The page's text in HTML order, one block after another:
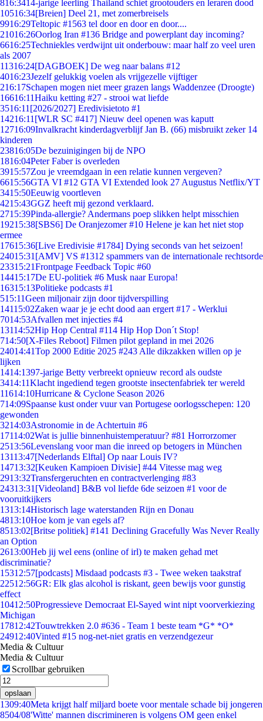
816:3414-jarige leerling Thailand schiet grootouders en leraren dood
10516:34[Breien] Deel 21, met zomerbreisels
9916:29Teltopic #1563 tel door en door en door....
21016:26Oorlog Iran #136 Bridge and powerplant day incoming?
6616:25Techniekles verdwijnt uit onderbouw: maar half zo veel uren
als 2007
11316:24[DAGBOEK] De weg naar balans #12
4016:23Jezelf gelukkig voelen als vrijgezelle vijftiger
216:17Schapen mogen niet meer grazen langs Waddenzee (Droogte)
16616:11Haiku ketting #27 - strooi wat liefde
3516:11 [2026/2027] Eredivisietoto #1
14216:11 [WLR SC #417] Nieuw deel openen was kaputt
12716:09Invalkracht kinderdagverblijf Jan B. (66) misbruikt zeker 14
kinderen
23816:05De bezuinigingen bij de NPO
1816:04Peter Faber is overleden
3915:57Zou je vreemdgaan in een relatie kunnen vergeven?
6615:56GTA VI #12 GTA VI Extended look 27 Augustus Netflix/YT
3415:50Eeuwig voortleven
4215:43GGZ heeft mij gezond verklaard.
2715:39Pinda-allergie? Andermans poep slikken helpt misschien
19215:38[SBS6] De Oranjezomer #10 Helene je kan het niet stop
ermee
17615:36[Live Eredivisie #1784] Dying seconds van het seizoen!
24015:31 [AMV] VS #1312 spammers van de internationale rechtsorde
23315:21Frontpage Feedback Topic #60
14415:17De EU-politiek #6 Musk naar Europa!
16315:13Politieke podcasts #1
515:11Geen miljonair zijn door tijdverspilling
14115:02Zaken waar je je echt dood aan ergert #17 - Werklui
7014:53Afvallen met injecties #4
13114:52Hip Hop Central #114 Hip Hop Don´t Stop!
714:50[X-Files Reboot] Filmen pilot gepland in mei 2026
24014:41Top 2000 Editie 2025 #243 Alle dikzakken willen op je
lijken
1414:1397-jarige Betty verbreekt opnieuw record als oudste
3414:11Klacht ingediend tegen grootste insectenfabriek ter wereld
11614:10Hurricane & Cyclone Season 2026
714:09Spaanse kust onder vuur van Portugese oorlogsschepen: 120
gewonden
3214:03Astronomie in de Achtertuin #6
17114:02Wat is jullie binnenhuistemperatuur? #81 Horrorzomer
2513:56Levenslang voor man die inreed op betogers in München
13113:47[Nederlands Elftal] Op naar Louis IV?
14713:32[Keuken Kampioen Divisie] #44 Vitesse mag weg
2913:32Transfergeruchten en contractverlenging #83
24313:31 [Videoland] B&B vol liefde 6de seizoen #1 voor de
vooruitkijkers
1313:14Historisch lage waterstanden Rijn en Donau
4813:10Hoe kom je van egels af?
8513:02[Britse politiek] #141 Declining Gracefully Was Never Really
an Option
2613:00Heb jij wel eens (online of irl) te maken gehad met
discriminatie?
15312:57[podcasts] Misdaad podcasts #3 - Twee weken taakstraf
22512:56GR: Elk glas alcohol is riskant, geen bewijs voor gunstig
effect
10412:50Progressieve Democraat El-Sayed wint nipt voorverkiezing
Michigan
17812:42Touwtrekken 2.0 #636 - Team 1 beste team *G* *O*
24912:40Vinted #15 nog-net-niet gratis en verzendgezeur
Media & Cultuur
Media & Cultuur
Scrollbar gebruiken
opslaan
1309:40Meta krijgt half miljard boete voor mentale schade bij jongeren
8504/08'Witte' mannen discrimineren is volgens OM geen enkel